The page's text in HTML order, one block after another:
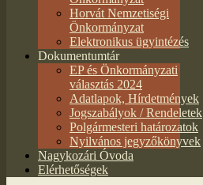
Horvát Nemzetiségi
Önkormányzat
Elektronikus ügyintézés
Dokumentumtár
EP és Önkormányzati
választás 2024
Adatlapok, Hírdetmények
Jogszabályok / Rendeletek
Polgármesteri határozatok
Nyilvános jegyzőkönyvek
Nagykozári Óvoda
Elérhetőségek